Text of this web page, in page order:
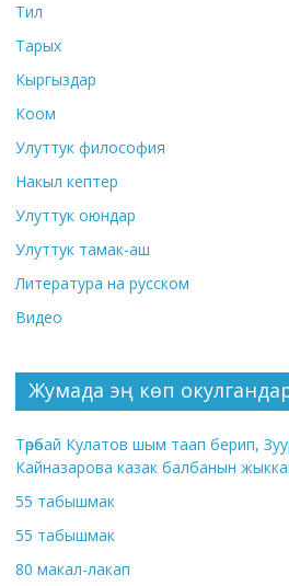
Тил
Тарых
Кыргыздар
Коом
Улуттук философия
Накыл кептер
Улуттук оюндар
Улуттук тамак-аш
Литература на русском
Видео
Жумада эң көп
Төрөбай Кулатов шым таап берип,
Кайназарова казак балбанын
55 табышмак
55 табышмак
80 макал-лакап